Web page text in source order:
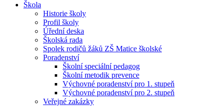
Škola
Historie školy
Profil školy
Úřední deska
Školská rada
Spolek rodičů žáků ZŠ Matice školské
Poradenství
Školní speciální pedagog
Školní metodik prevence
Výchovné poradenství pro 1. stupeň
Výchovné poradenství pro 2. stupeň
Veřejné zakázky